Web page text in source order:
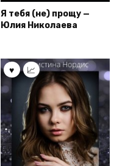
Я тебя (не) прощу —
Юлия Николаева